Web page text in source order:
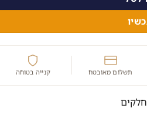
תשלום מאובטח קנייה בטוחה